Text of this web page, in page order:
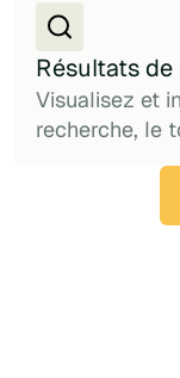
Résultats
Visualisez et
recherche, le